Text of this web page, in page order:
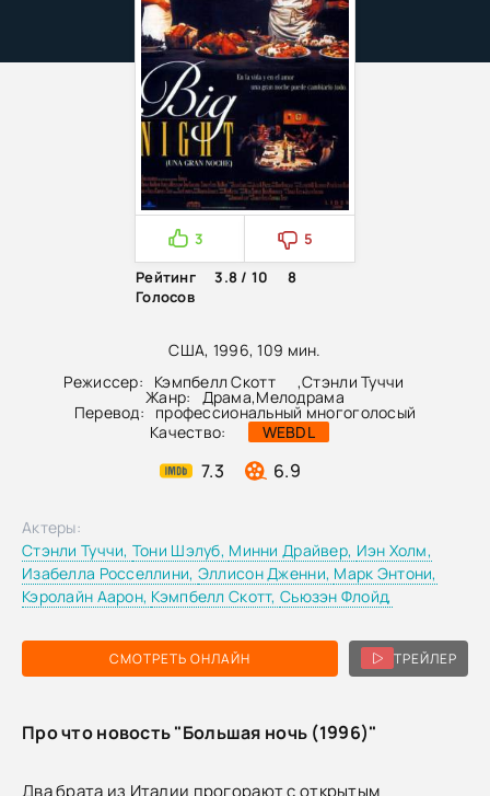
США, 1996, 109 мин.
Режиссер:
Кэмпбелл Скотт ,Стэнли Туччи
Жанр: Драма,Мелодрама
Перевод:
профессиональный многоголосый
Качество:
WEBDL
7.3 6.9
3
5
Рейтинг
3.8 / 10
8
Голосов
СМОТРЕТЬ ОНЛАЙН ТРЕЙЛЕР
Актеры:
Стэнли Туччи, Тони Шэлуб, Минни Драйвер, Иэн Холм,
Изабелла Росселлини, Эллисон Дженни, Марк Энтони,
Кэролайн Аарон, Кэмпбелл Скотт, Сьюзэн Флойд,
Про что новость "Большая ночь (1996)"
Два брата из Италии прогорают с открытым